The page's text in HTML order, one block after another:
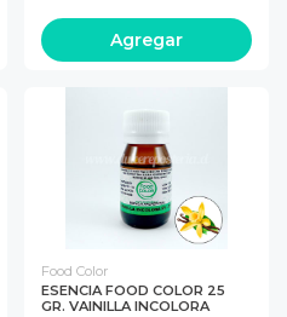
Agregar
Food Color
ESENCIA FOOD COLOR 25
GR. VAINILLA INCOLORA